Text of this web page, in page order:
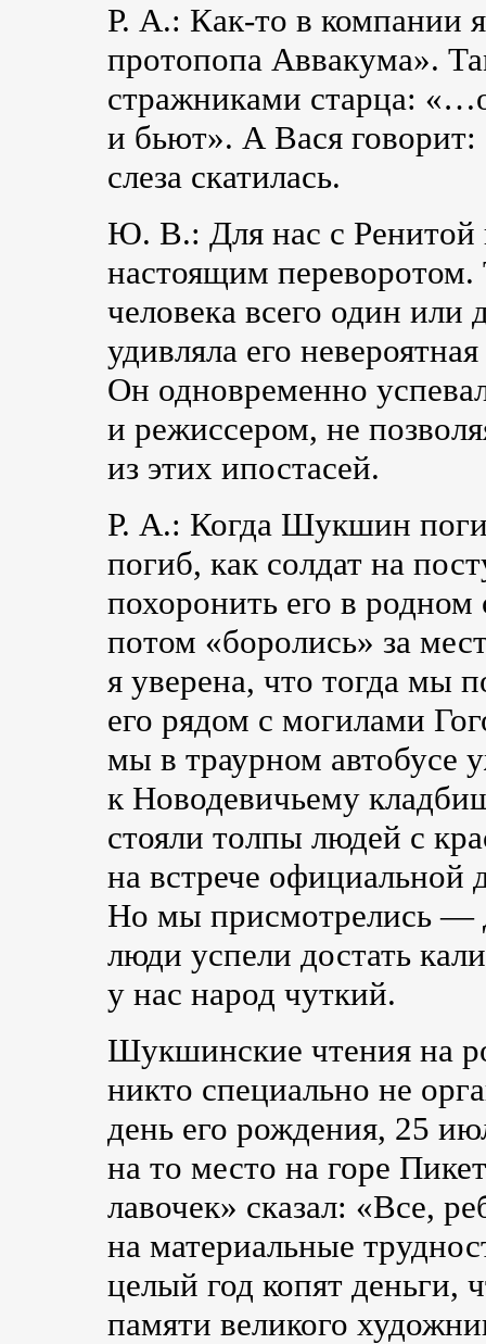
Р. А.: Как-то в компании
протопопа Аввакума».
стражниками старца:
и бьют». А Вася
слеза скатилась.
Ю. В.: Для нас с
настоящим переворотом.
человека всего один или
удивляла его
Он одновременно
и режиссером, не
из этих ипостасей.
Р. А.: Когда Шукшин
погиб, как солдат на
похоронить его в
потом «боролись» за
я уверена, что тогда мы
его рядом с могилами
мы в траурном автобусе
к Новодевичьему
стояли толпы людей с
на встрече официальной
Но мы присмотрелись —
люди успели достать
у нас народ чуткий.
Шукшинские чтения на
никто специально не
день его рождения, 25
на то место на горе
лавочек» сказал: «Все,
на материальные
целый год копят деньги,
памяти великого